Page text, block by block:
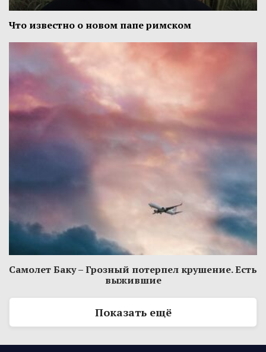
Что известно о новом папе римском
Самолет Баку – Грозный потерпел крушение. Есть
выжившие
Показать ещё